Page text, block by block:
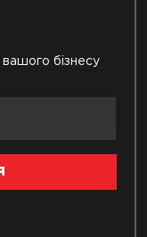
вашого бізнесу